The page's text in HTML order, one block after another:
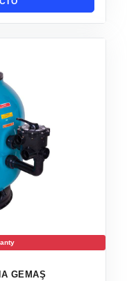
GEMAŞ